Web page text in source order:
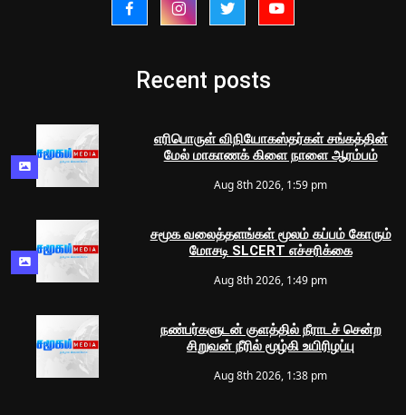
Recent posts
எரிபொருள் விநியோகஸ்தர்கள் சங்கத்தின்
மேல் மாகாணக் கிளை நாளை ஆரம்பம்
Aug 8th 2026, 1:59 pm
சமூக வலைத்தளங்கள் மூலம் கப்பம் கோரும்
மோசடி SLCERT எச்சரிக்கை
Aug 8th 2026, 1:49 pm
நண்பர்களுடன் குளத்தில் நீராடச் சென்ற
சிறுவன் நீரில் மூழ்கி உயிரிழப்பு
Aug 8th 2026, 1:38 pm